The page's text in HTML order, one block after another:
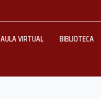
AULA VIRTUAL BIBLIOTECA